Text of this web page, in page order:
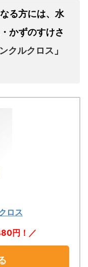
る方には、水
かずのすけさ
クルクロス 」
ロス
円！／